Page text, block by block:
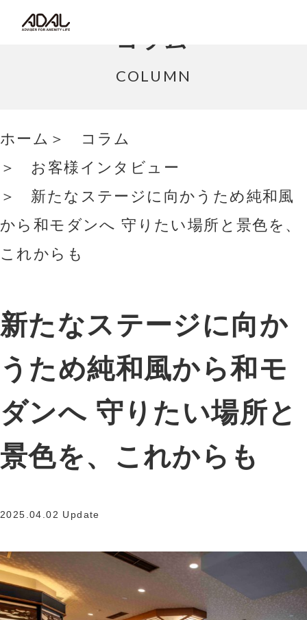
コラム
最新情報/ニュース
採用情報
Japanese
コラム
COLUMN
ホーム
コラム
お客様インタビュー
新たなステージに向かうため純和風
から和モダンへ 守りたい場所と景色を、
これからも
新たなステージに向か
うため純和風から和モ
ダンへ 守りたい場所と
景色を、これからも
2025.04.02 Update